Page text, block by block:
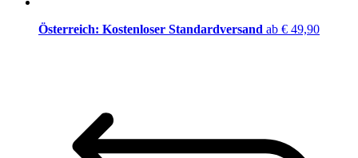
Österreich: Kostenloser Standardversand ab € 49,90